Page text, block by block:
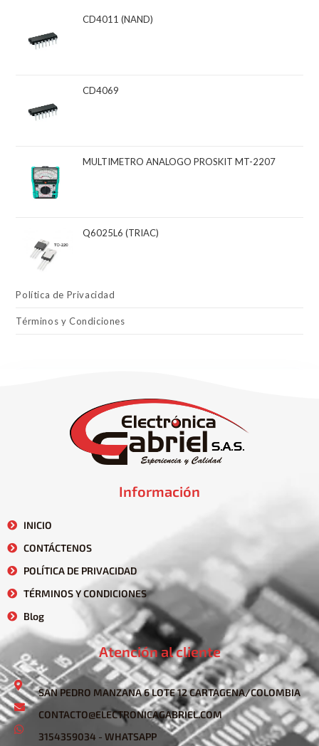
CD4011 (NAND)
CD4069
MULTIMETRO ANALOGO PROSKIT MT-2207
Q6025L6 (TRIAC)
Política de Privacidad
Términos y Condiciones
Información
INICIO
CONTÁCTENOS
POLÍTICA DE PRIVACIDAD
TÉRMINOS Y CONDICIONES
Blog
Atención al cliente
SAN PEDRO MANZANA 6 LOTE 12 CARTAGENA/COLOMBIA
CONTACTO@ELECTRONICAGABRIEL.COM
3154359034 - WHATSAPP